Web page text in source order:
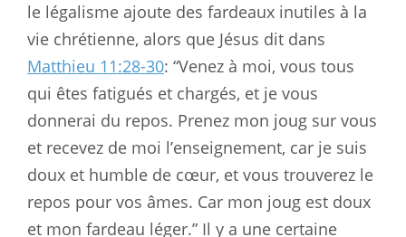
le légalisme ajoute des fardeaux inutiles à la
vie chrétienne, alors que Jésus dit dans
Matthieu 11:28-30: “Venez à moi, vous tous
qui êtes fatigués et chargés, et je vous
donnerai du repos. Prenez mon joug sur vous
et recevez de moi l’enseignement, car je suis
doux et humble de cœur, et vous trouverez le
repos pour vos âmes. Car mon joug est doux
et mon fardeau léger.” Il y a une certaine